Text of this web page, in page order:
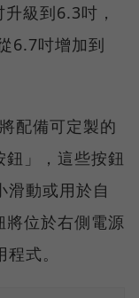
級到6.3吋，
6.7吋增加到
配備可定製的
」，這些按鈕
滑動或用於自
位於右側電源
式。